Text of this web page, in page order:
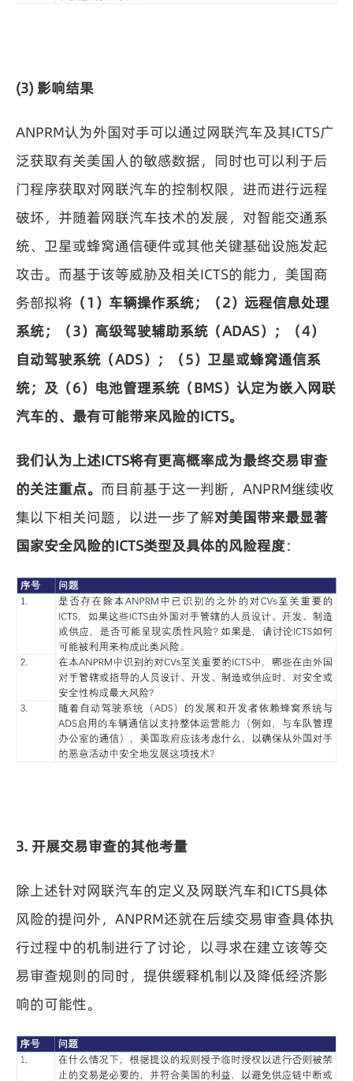
(3) 影响结果
ANPRM认为外国对手可以通过网联汽车及其ICTS广
泛获取有关美国人的敏感数据，同时也可以利于后
门程序获取对网联汽车的控制权限，进而进行远程
破坏，并随着网联汽车技术的发展，对智能交通系
统、卫星或蜂窝通信硬件或其他关键基础设施发起
攻击。而基于该等威胁及相关ICTS的能力，美国商
务部拟将 （1）车辆操作系统；（2）远程信息处理
系统；（3）高级驾驶辅助系统（ADAS）；（4）
自动驾驶系统（ADS）；（5）卫星或蜂窝通信系
统；及（6）电池管理系统（BMS）认定为嵌入网联
汽车的、最有可能带来风险的ICTS。
我们认为上述ICTS将有更高概率成为最终交易审查
的关注重点。 而目前基于这一判断，ANPRM继续收
集以下相关问题，以进一步了解对美国带来最显著
国家安全风险的ICTS类型及具体的风险程度：
3. 开展交易审查的其他考量
除上述针对网联汽车的定义及网联汽车和ICTS具体
风险的提问外，ANPRM还就在后续交易审查具体执
行过程中的机制进行了讨论，以寻求在建立该等交
易审查规则的同时，提供缓释机制以及降低经济影
响的可能性。